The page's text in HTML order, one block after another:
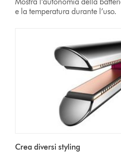
e la temperatura durante l’uso.
Crea diversi styling